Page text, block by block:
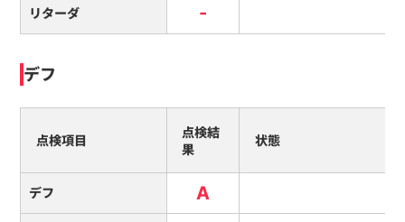
リターダ -
デフ
点検項目
点検結
果
状態
デフ A